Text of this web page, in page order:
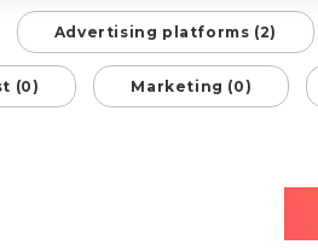
Advertising platforms (2)
(0) Marketing (0)